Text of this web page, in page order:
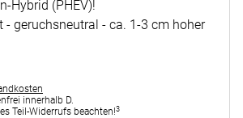
Hybrid (PHEV)!
geruchsneutral - ca. 1-3 cm hoher
innerhalb D.
Teil-Widerrufs beachten!3